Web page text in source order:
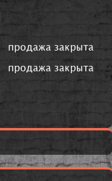
продажа закрыта
продажа закрыта